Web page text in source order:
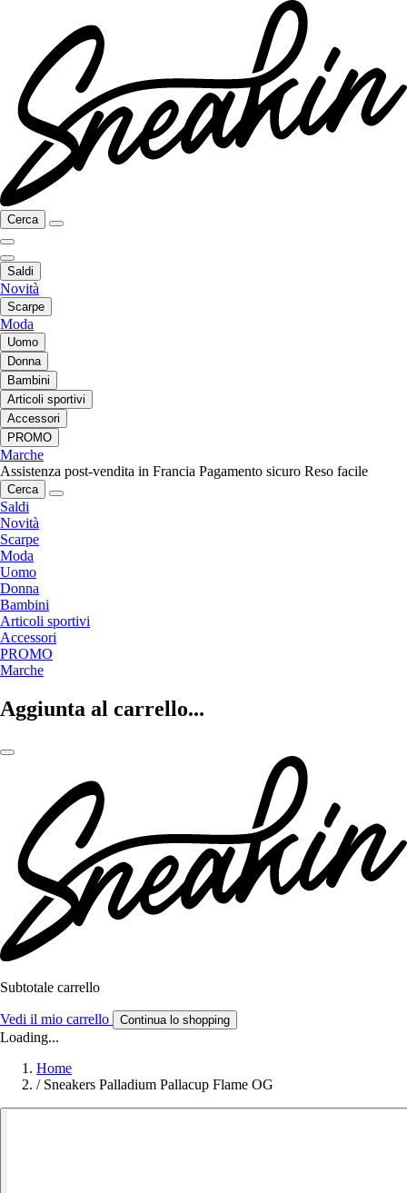
Cerca
Saldi
Novità
Scarpe
Moda
Uomo
Donna
Bambini
Articoli sportivi
Accessori
PROMO
Marche
Assistenza post-vendita in Francia Pagamento sicuro Reso facile
Cerca
Saldi
Novità
Scarpe
Moda
Uomo
Donna
Bambini
Articoli sportivi
Accessori
PROMO
Marche
Aggiunta al carrello...
Subtotale carrello
Vedi il mio carrello Continua lo shopping
Loading...
Home
/ Sneakers Palladium Pallacup Flame OG